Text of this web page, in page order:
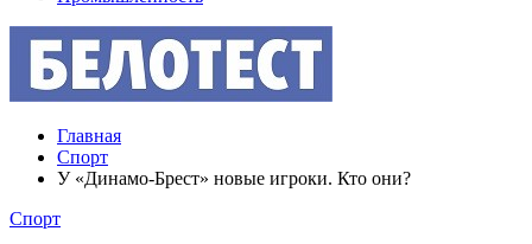
Главная
Спорт
У «Динамо-Брест» новые игроки. Кто они?
Спорт